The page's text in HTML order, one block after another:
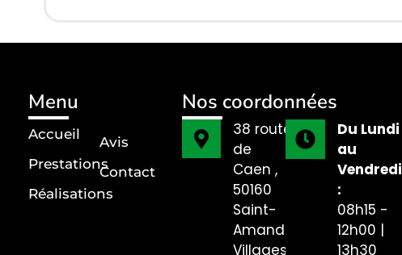
Menu
Accueil
Prestations
Réalisations
Avis
Contact
Nos coordonnées
38 route
de
Caen ,
50160
Saint-
Amand-
Villages
Du Lundi
au
Vendredi
:
08h15 -
12h00 |
13h30